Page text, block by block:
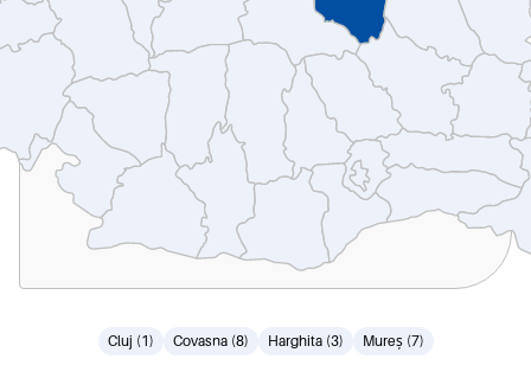
Cluj (1) Covasna (8) Harghita (3) Mureș (7)